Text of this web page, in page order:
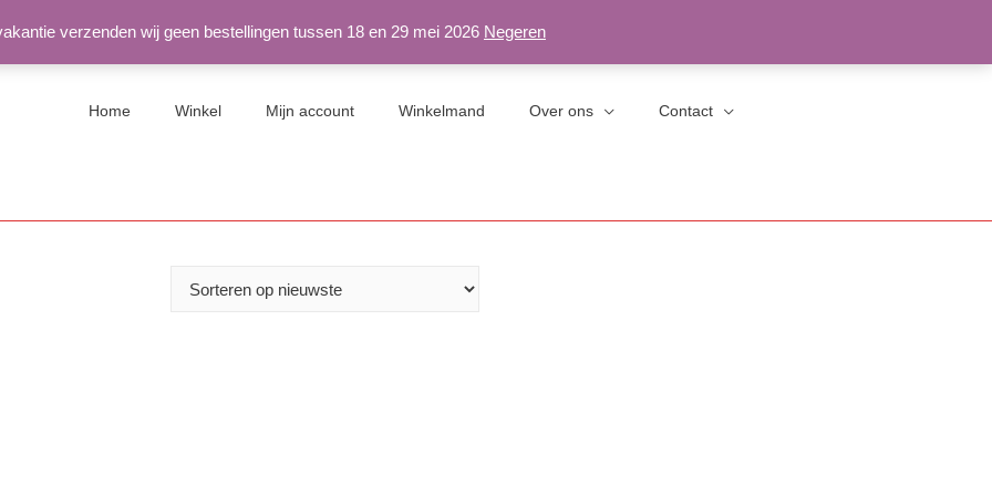
verzenden wij geen bestellingen tussen 18 en 29 mei 2026 Negeren
Home Winkel Mijn account Winkelmand Over ons
Algemene Voorwaarden
Contact
Herroepingsformulier